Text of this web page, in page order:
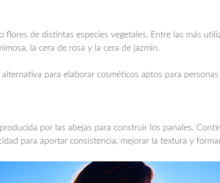
flores de distintas especies vegetales. Entre las más
la cera de rosa y la cera de jazmín.
para elaborar cosméticos aptos para
por las abejas para construir los panales.
para aportar consistencia, mejorar la textura y